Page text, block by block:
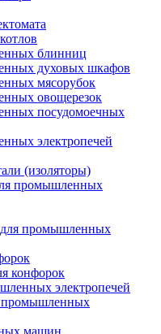
блинниц
духовых шкафов
мясорубок
овощерезок
посудомоечных
электропечей
(изоляторы)
промышленных
промышленных
конфорок
электропечей
промышленных
машин